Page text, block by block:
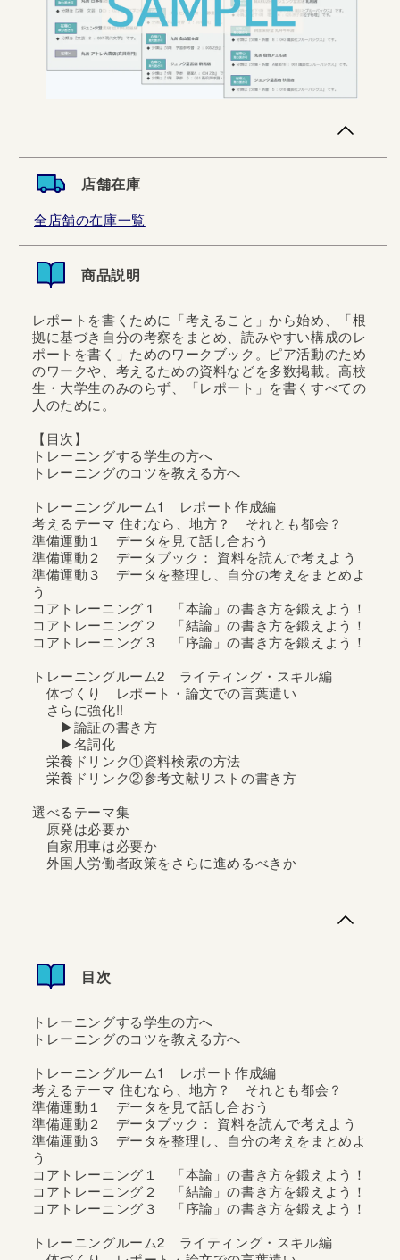
店舗在庫
全店舗の在庫一覧
レポートを書くために「考えること」から始め、「根拠に
基づき自分の考察をまとめ、読みやすい構成のレポートを
書く」ためのワークブック。ピア活動のためのワークや、
らず、「レポート」を書くすべての人のために。【目次】
トレーニングする学生の方へトレーニ...
商品説明
レポートを書くために「考えること」から始め、「根
拠に基づき自分の考察をまとめ、読みやすい構成のレ
ポートを書く」ためのワークブック。ピア活動のため
のワークや、考えるための資料などを多数掲載。高校
生・大学生のみのらず、「レポート」を書くすべての
人のために。
【目次】
トレーニングする学生の方へ
トレーニングのコツを教える方へ
トレーニングルーム1 レポート作成編
考えるテーマ 住むなら、地方？ それとも都会？
準備運動１ データを見て話し合おう
準備運動２ データブック： 資料を読んで考えよう
準備運動３ データを整理し、自分の考えをまとめよ
う
コアトレーニング１ 「本論」の書き方を鍛えよう！
コアトレーニング２ 「結論」の書き方を鍛えよう！
コアトレーニング３ 「序論」の書き方を鍛えよう！
トレーニングルーム2 ライティング・スキル編
体づくり レポート・論文での言葉遣い
さらに強化!!
▶論証の書き方
▶名詞化
栄養ドリンク①資料検索の方法
栄養ドリンク②参考文献リストの書き方
選べるテーマ集
原発は必要か
自家用車は必要か
外国人労働者政策をさらに進めるべきか
目次
トレーニングする学生の方へ
トレーニングのコツを教える方へ
トレーニングルーム1 レポート作成編
考えるテーマ 住むなら、地方？ それとも都会？
準備運動１ データを見て話し合おう
準備運動２ データブック： 資料を読んで考えよう
準備運動３ データを整理し、自分の考えをまとめよ
う
コアトレーニング１ 「本論」の書き方を鍛えよう！
コアトレーニング２ 「結論」の書き方を鍛えよう！
コアトレーニング３ 「序論」の書き方を鍛えよう！
トレーニングルーム2 ライティング・スキル編